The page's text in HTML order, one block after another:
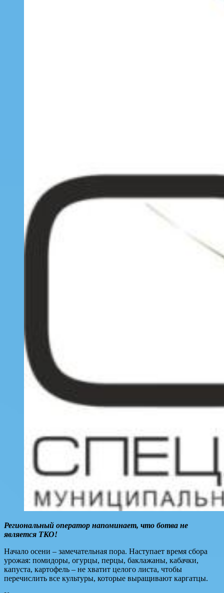
Региональный оператор напоминает, что ботва не
является ТКО!
Начало осени – замечательная пора. Наступает время сбора
урожая: помидоры, огурцы, перцы, баклажаны, кабачки,
капуста, картофель – не хватит целого листа, чтобы
перечислить все культуры, которые выращивают каргатцы.